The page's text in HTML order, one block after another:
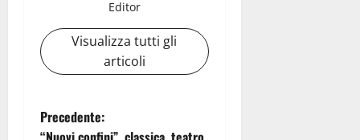
Editor
Visualizza tutti gli
articoli
N
Precedente: